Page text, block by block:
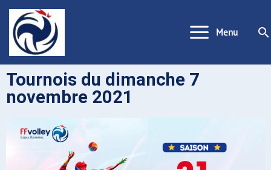
Aller
contenu
Menu
Tournois du dimanche 7
novembre 2021